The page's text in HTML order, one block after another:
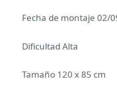
Fecha de montaje 02/
Dificultad Alta
Tamaño 120 x 85 cm